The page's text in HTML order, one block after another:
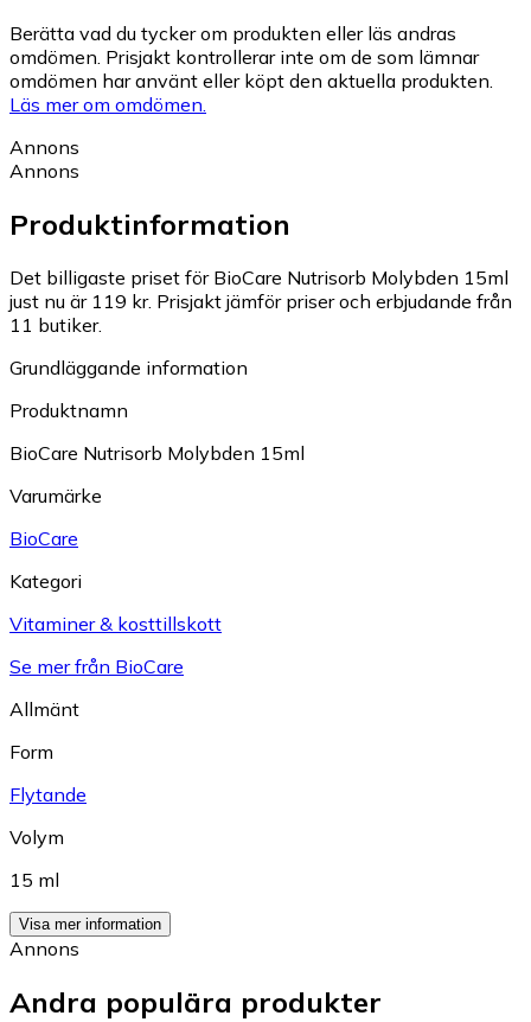
Berätta vad du tycker om produkten eller läs andras
omdömen. Prisjakt kontrollerar inte om de som lämnar
omdömen har använt eller köpt den aktuella produkten.
Läs mer om omdömen.
Annons
Annons
Produktinformation
Det billigaste priset för BioCare Nutrisorb Molybden 15ml
just nu är 119 kr. Prisjakt jämför priser och erbjudande från
11 butiker.
Grundläggande information
Produktnamn
BioCare Nutrisorb Molybden 15ml
Varumärke
BioCare
Kategori
Vitaminer & kosttillskott
Se mer från BioCare
Allmänt
Form
Flytande
Volym
15 ml
Visa mer information
Annons
Andra populära produkter